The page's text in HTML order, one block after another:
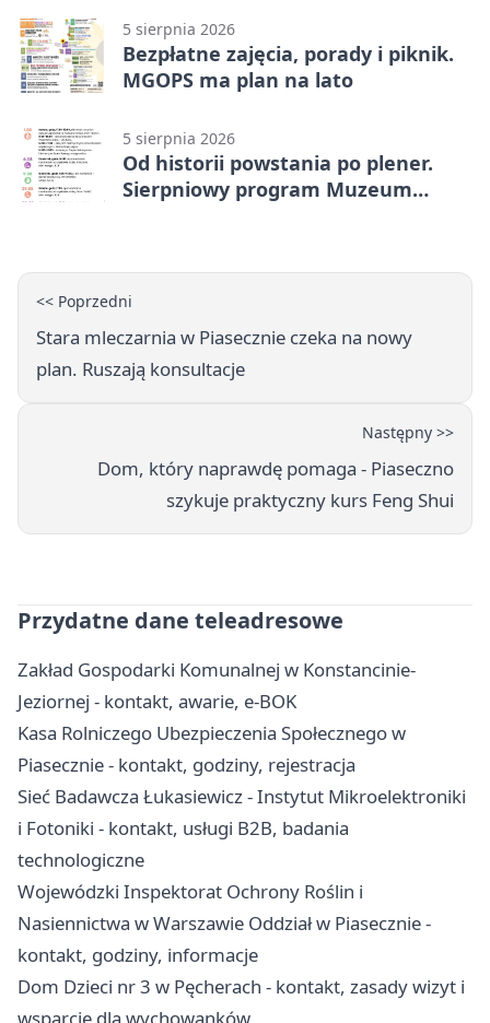
5 sierpnia 2026
Bezpłatne zajęcia, porady i piknik.
MGOPS ma plan na lato
5 sierpnia 2026
Od historii powstania po plener.
Sierpniowy program Muzeum
<< Poprzedni
Stara mleczarnia w Piasecznie czeka na nowy
plan. Ruszają konsultacje
Następny >>
Dom, który naprawdę pomaga - Piaseczno
szykuje praktyczny kurs Feng Shui
Przydatne dane teleadresowe
Zakład Gospodarki Komunalnej w Konstancinie-
Jeziornej - kontakt, awarie, e-BOK
Kasa Rolniczego Ubezpieczenia Społecznego w
Piasecznie - kontakt, godziny, rejestracja
Sieć Badawcza Łukasiewicz - Instytut Mikroelektroniki
i Fotoniki - kontakt, usługi B2B, badania
technologiczne
Wojewódzki Inspektorat Ochrony Roślin i
Nasiennictwa w Warszawie Oddział w Piasecznie -
kontakt, godziny, informacje
Dom Dzieci nr 3 w Pęcherach - kontakt, zasady wizyt i